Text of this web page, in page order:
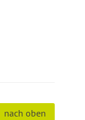
nach oben